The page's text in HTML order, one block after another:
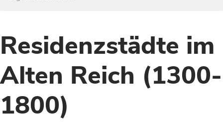
Residenzstädte im
Alten Reich (1300-
1800)